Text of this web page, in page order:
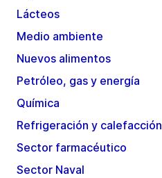
Lácteos
Medio ambiente
Nuevos alimentos
Petróleo, gas y energía
Química
Refrigeración y calefacción
Sector farmacéutico
Sector Naval